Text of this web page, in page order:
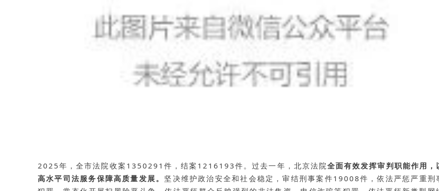
2025年，全市法院收案1350291件，结案1216193件。过去一年，北京法院全面有效发挥审判职能作用，
高水平司法服务保障高质量发展。 坚决维护政治安全和社会稳定，审结刑事案件19008件，依法严惩严重刑